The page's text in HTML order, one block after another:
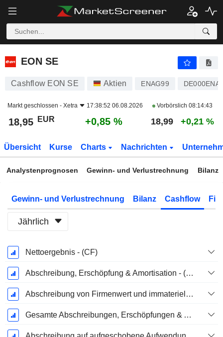
EON SE
EON SE
Cashflow EON SE Aktien ENAG99
Markt geschlossen - Xetra 17:38:52 06.08.2026 Vorbörslich 08:14:43
18,95 EUR +0,85 % 18,99 +0,21 %
Übersicht Kurse Charts Nachrichten
Analystenprognosen Gewinn- und Verlustrechnung Bilanz
Gewinn- und Verlustrechnung Bilanz Cashflow
Jährlich
Ende d.
Geschäftsjahres:
Dezember
Nettoergebnis - (CF)
Abschreibung, Erschöpfung & Amortisation - (Vorlagenspezifisch)
Abschreibung von Firmenwert und immateriellen Vermögenswerten - (CF)
Gesamte Abschreibungen, Erschöpfungen & Amortisationen - (Modellspezifisch)